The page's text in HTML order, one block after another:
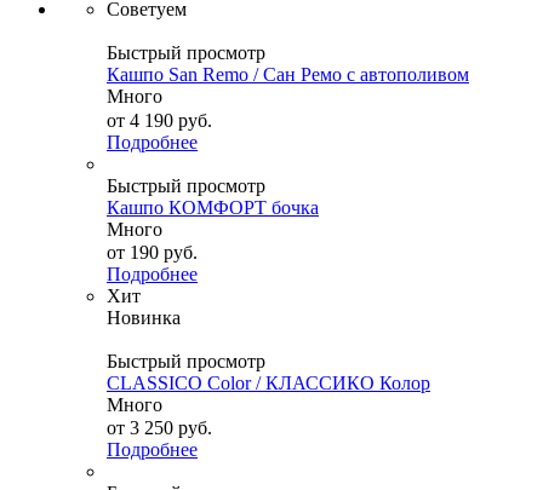
Советуем
Быстрый просмотр
Кашпо San Remo / Сан Ремо с автополивом
Много
от 4 190 руб.
Подробнее
Быстрый просмотр
Кашпо КОМФОРТ бочка
Много
от 190 руб.
Подробнее
Хит
Новинка
Быстрый просмотр
CLASSICO Color / КЛАССИКО Колор
Много
от 3 250 руб.
Подробнее